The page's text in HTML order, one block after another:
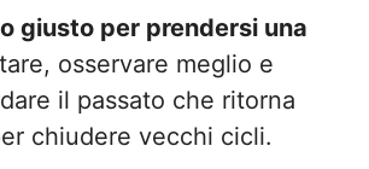
giusto per prendersi una
osservare meglio e
il passato che ritorna
chiudere vecchi cicli.